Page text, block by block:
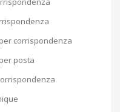
corrispondenza
posta